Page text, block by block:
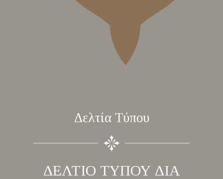
Δελτία Τύπου
ΔΕΛΤΙΟ ΤΥΠΟΥ ΔΙΑ